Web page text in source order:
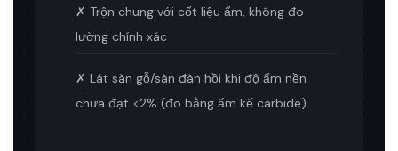
✗ Trộn chung với cốt liệu ẩm, không đo
lường chính xác
✗ Lát sàn gỗ/sàn đàn hồi khi độ ẩm nền
chưa đạt <2% (đo bằng ẩm kế carbide)